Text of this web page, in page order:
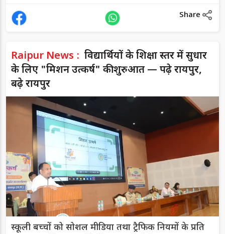
Share
Raipur News : विद्यार्थियों के शिक्षा स्तर में सुधार
के लिए "मिशन उत्कर्ष" की शुरुआत — पढ़े रायपुर,
बढ़े रायपुर
स्कूली बच्चों को सोशल मीडिया तथा ट्रैफिक नियमों के प्रति